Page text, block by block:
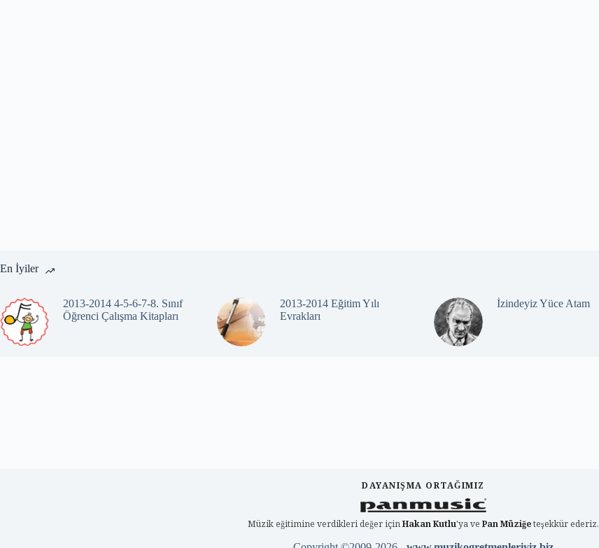
En İyiler
2013-2014 4-5-6-7-8. Sınıf
Öğrenci Çalışma Kitapları
2013-2014 Eğitim Yılı
Evrakları
İzindeyiz Yüce Atam
DAYANIŞMA ORTAĞIMIZ
Müzik eğitimine verdikleri değer içinHakan Kutlu'ya ve Pan Müziğeteşekkür ederiz.